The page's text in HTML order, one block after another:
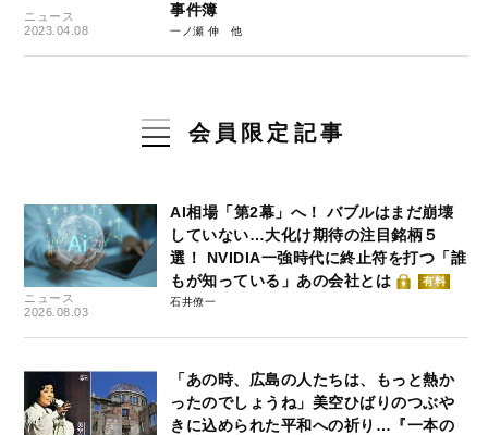
ニュース
2023.04.08
事件簿
一ノ瀬 伸
会員限定記事
ニュース
2026.08.03
AI相場「第2幕」へ！ バブルはまだ崩壊
していない…大化け期待の注目銘柄５
選！ NVIDIA一強時代に終止符を打つ「誰
もが知っている」あの会社とは
有料
石井僚一
「あの時、広島の人たちは、もっと熱か
ったのでしょうね」美空ひばりのつぶや
きに込められた平和への祈り…『一本の